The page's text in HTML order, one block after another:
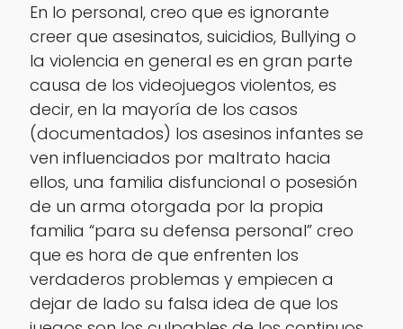
En lo personal, creo que es ignorante
creer que asesinatos, suicidios, Bullying o
la violencia en general es en gran parte
causa de los videojuegos violentos, es
decir, en la mayoría de los casos
(documentados) los asesinos infantes se
ven influenciados por maltrato hacia
ellos, una familia disfuncional o posesión
de un arma otorgada por la propia
familia “para su defensa personal” creo
que es hora de que enfrenten los
verdaderos problemas y empiecen a
dejar de lado su falsa idea de que los